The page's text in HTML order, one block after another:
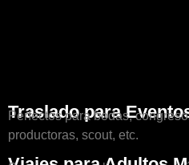
Traslado para
Perfectos para bodas,
productoras, scout, etc.